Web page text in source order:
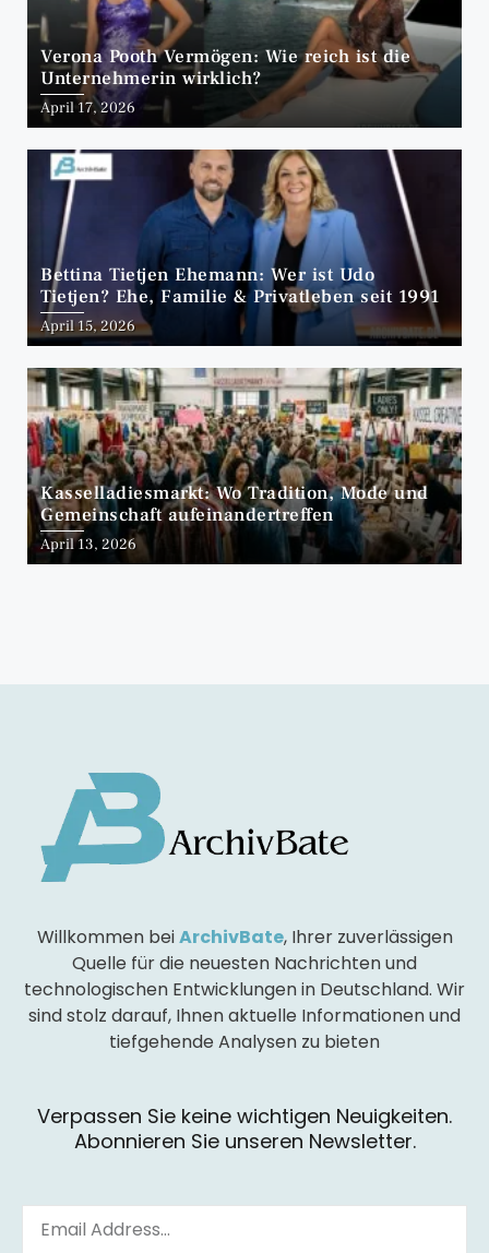
Verona Pooth Vermögen: Wie reich ist die
Unternehmerin wirklich?
April 17, 2026
Bettina Tietjen Ehemann: Wer ist Udo
Tietjen? Ehe, Familie & Privatleben seit 1991
April 15, 2026
Kasselladiesmarkt: Wo Tradition, Mode und
Gemeinschaft aufeinandertreffen
April 13, 2026
Willkommen beiArchivBate, Ihrer zuverlässigen
Quelle für die neuesten Nachrichten und
technologischen Entwicklungen in Deutschland. Wir
sind stolz darauf, Ihnen aktuelle Informationen und
tiefgehende Analysen zu bieten
Verpassen Sie keine wichtigen Neuigkeiten.
Abonnieren Sie unseren Newsletter.